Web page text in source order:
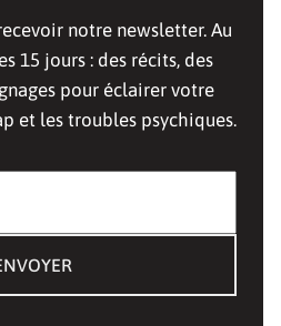
notre newsletter. Au
15 jours : des récits, des
pour éclairer votre
et les troubles psychiques.